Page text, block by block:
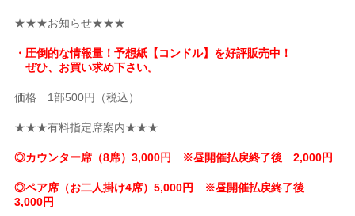
★★★お知らせ★★★
・圧倒的な情報量！予想紙【コンドル】を好評販売中！
ぜひ、お買い求め下さい。
価格 1部500円（税込）
★★★有料指定席案内★★★
◎カウンター席（8席）3,000円 ※昼開催払戻終了後 2,000円
◎ペア席（お二人掛け4席）5,000円 ※昼開催払戻終了後
3,000円